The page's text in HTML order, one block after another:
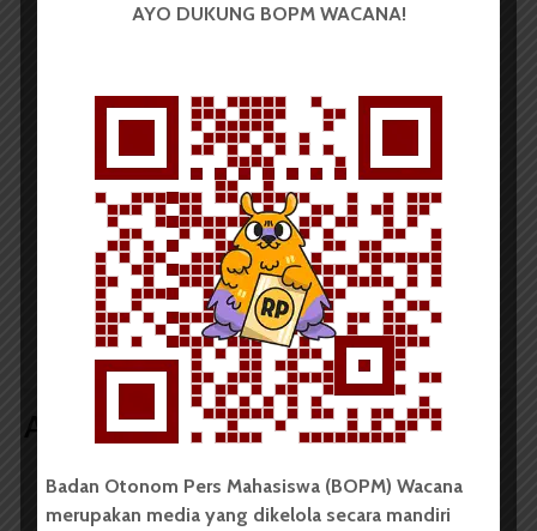
Advertorial
Kelompok MKWK
Intoleransi 19 USU
Tingkatkan
Pemahaman Toleransi
Siswa SMPN 34 Medan
Kelompok MKWK
Perundungan 122 USU
Ajak Siswa SMAN 2
“Speak-Up” Lawan
Perundungan
Artikel terkait lain
BERITA KAMPUS
AYO DUKUNG BOPM WACANA!
Badan Otonom Pers Mahasiswa (BOPM) Wacana
merupakan media yang dikelola secara mandiri